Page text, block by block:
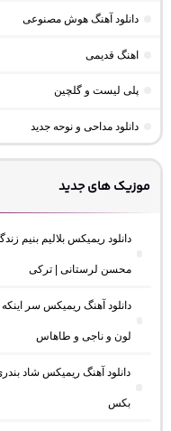
دانلود آهنگ هوش مصنوعی
اهنگ قدیمی
پلی لیست و گلچین
دانلود مداحی و نوحه جدید
موزیک های جدید
دانلود ریمیکس بلالیم بنیم
محسن لرستانی | ترکی
دانلود آهنگ ریمیکس سر
لون و ناجی و طاهاس
دانلود آهنگ ریمیکس شاد
بکس